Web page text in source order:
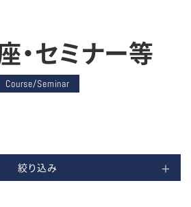
・セミナー等
Course/Seminar
絞り込み